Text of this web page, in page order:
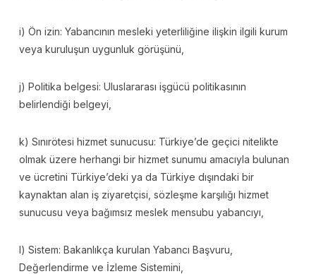
i) Ön izin: Yabancının mesleki yeterliliğine ilişkin ilgili kurum
veya kuruluşun uygunluk görüşünü,
j) Politika belgesi: Uluslararası işgücü politikasının
belirlendiği belgeyi,
k) Sınırötesi hizmet sunucusu: Türkiye’de geçici nitelikte
olmak üzere herhangi bir hizmet sunumu amacıyla bulunan
ve ücretini Türkiye’deki ya da Türkiye dışındaki bir
kaynaktan alan iş ziyaretçisi, sözleşme karşılığı hizmet
sunucusu veya bağımsız meslek mensubu yabancıyı,
l) Sistem: Bakanlıkça kurulan Yabancı Başvuru,
Değerlendirme ve İzleme Sistemini,